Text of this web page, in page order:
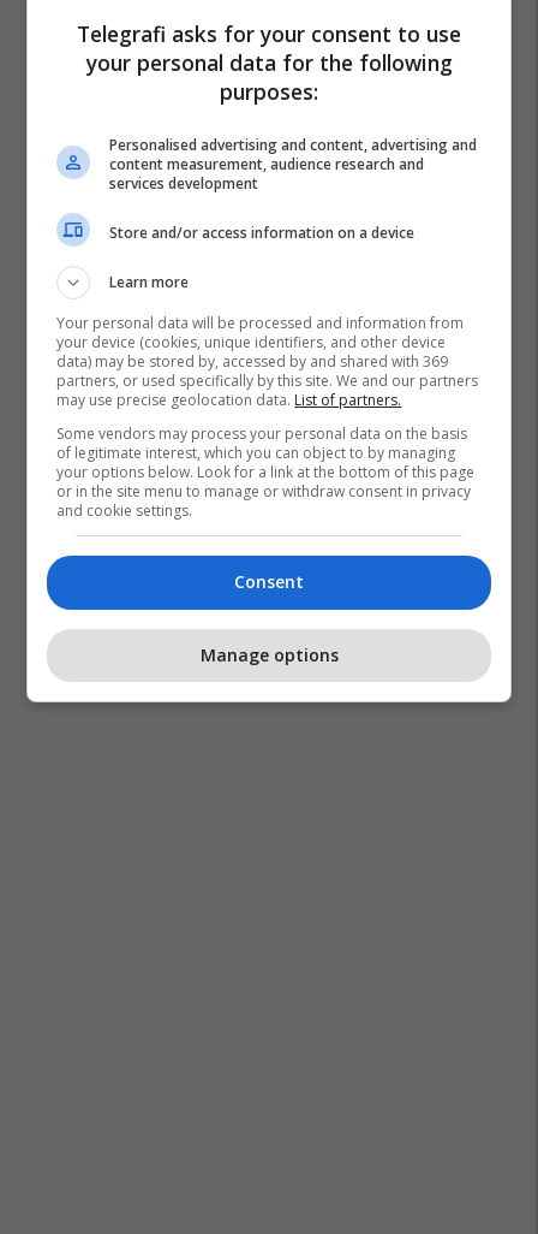
Telegrafi asks for your consent to use
your personal data for the following
purposes:
Personalised advertising and content, advertising and
content measurement, audience research and
services development
Store and/or access information on a device
Learn more
Your personal data will be processed and information from
your device (cookies, unique identifiers, and other device
data) may be stored by, accessed by and shared with 369
partners, or used specifically by this site. We and our partners
may use precise geolocation data. List of partners.
Some vendors may process your personal data on the basis
of legitimate interest, which you can object to by managing
your options below. Look for a link at the bottom of this page
or in the site menu to manage or withdraw consent in privacy
and cookie settings.
Consent
Manage options